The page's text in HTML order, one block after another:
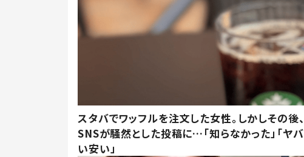
スタバでワッフルを注文した女性。しかしその後、
SNSが騒然とした投稿に…「知らなかった」「ヤバ
い安い」